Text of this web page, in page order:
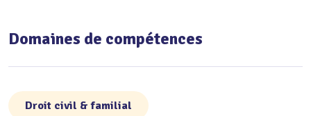
Domaines de compétences
Droit civil & familial